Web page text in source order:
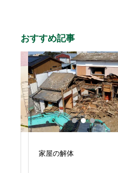
おすすめ記事
家屋の解体